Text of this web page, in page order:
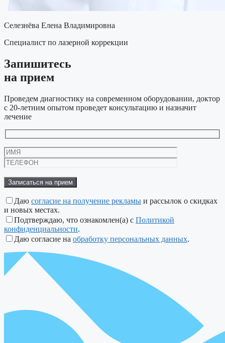
Селезнёва Елена Владимировна
Специалист по лазерной коррекции
Запишитесь
на прием
Проведем диагностику на современном оборудовании, доктор
с 20-летним опытом проведет консультацию и назначит
лечение
Даю согласие на получение рекламы и рассылок о скидках
и новых местах.
Подтверждаю, что ознакомлен(а) с Политикой
конфиденциальности.
Даю согласие на обработку персональных данных.